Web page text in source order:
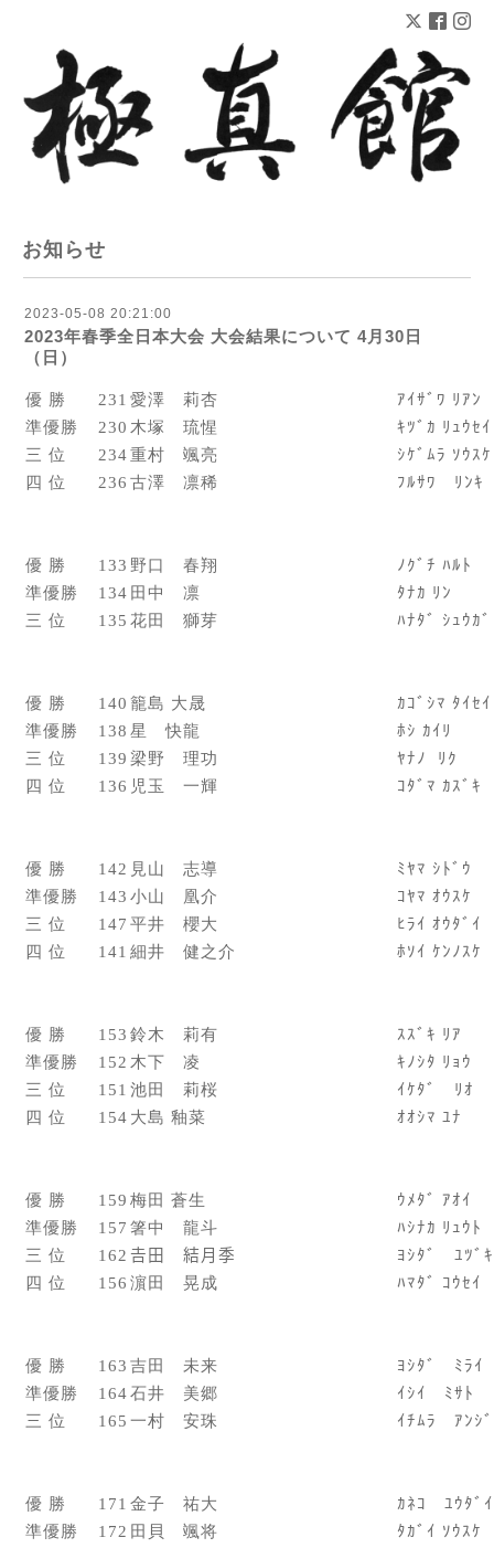
お知らせ
2023-05-08 20:21:00
2023年春季全日本大会 大会結果について 4月30日
（日）
優 勝 231 愛澤 莉杏
ｱｲｻﾞﾜ ﾘｱﾝ
準優勝
230 木塚 琉惺
ｷﾂﾞｶ ﾘｭｳｾｲ
三 位
234重村 颯亮
ｼｹﾞﾑﾗ ｿｳｽｹ
四 位
236 古澤 凛稀 ﾌﾙｻﾜ ﾘﾝｷ
優 勝 133 野口 春翔
ﾉｸﾞﾁ ﾊﾙﾄ
準優勝
134 田中 凛
ﾀﾅｶ ﾘﾝ
三 位
135 花田 獅芽 ﾊﾅﾀﾞ ｼｭｳｶﾞ
優 勝 140 籠島 大晟
ｶｺﾞｼﾏ ﾀｲｾｲ
準優勝
138 星 快龍
ﾎｼ ｶｲﾘ
三 位
139 梁野 理功
ﾔﾅﾉ ﾘｸ
四 位
136 児玉 一輝 ｺﾀﾞﾏ ｶｽﾞｷ
優 勝 142 見山 志導
ﾐﾔﾏ ｼﾄﾞｳ
準優勝
143 小山 凰介
ｺﾔﾏ ｵｳｽｹ
三 位
147 平井 櫻大
ﾋﾗｲ ｵｳﾀﾞｲ
四 位
141 細井 健之介 ﾎｿｲ ｹﾝﾉｽｹ
優 勝 153 鈴木 莉有
ｽｽﾞｷ ﾘｱ
準優勝
152 木下 凌
ｷﾉｼﾀ ﾘｮｳ
三 位
151 池田 莉桜
ｲｹﾀﾞ ﾘｵ
四 位
154 大島 釉菜 ｵｵｼﾏ ﾕﾅ
優 勝 159 梅田 蒼生
ｳﾒﾀﾞ ｱｵｲ
準優勝
157 箸中 龍斗
ﾊｼﾅｶ ﾘｭｳﾄ
三 位
162 𠮷田 結月季
ﾖｼﾀﾞ ﾕﾂﾞｷ
四 位
156 濵田 晃成 ﾊﾏﾀﾞ ｺｳｾｲ
優 勝 163 吉田 未来
ﾖｼﾀﾞ ﾐﾗｲ
準優勝
164石井 美郷
ｲｼｲ ﾐｻﾄ
三 位
165 一村 安珠 ｲﾁﾑﾗ ｱﾝｼ
優 勝 171 金子 祐大
ｶﾈｺ ﾕｳﾀﾞｲ
準優勝
172 田貝 颯将
ﾀｶﾞｲ ｿｳｽｹ